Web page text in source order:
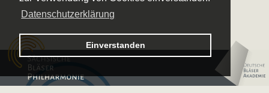
Datenschutzerklärung
Einverstanden
Logo – Sächsische Bläserphilharmonie
Logo – Deutsche